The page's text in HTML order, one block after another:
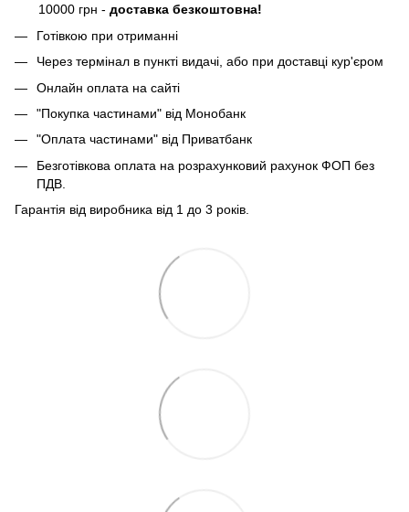
10000 грн - доставка безкоштовна!
Готівкою при отриманні
Через термінал в пункті видачі, або при доставці кур'єром
Онлайн оплата на сайті
"Покупка частинами" від Монобанк
"Оплата частинами" від Приватбанк
Безготівкова оплата на розрахунковий рахунок ФОП без
ПДВ.
Гарантія від виробника від 1 до 3 років.